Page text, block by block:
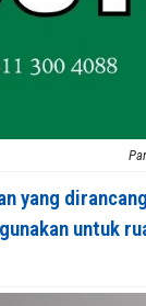
yang
untuk